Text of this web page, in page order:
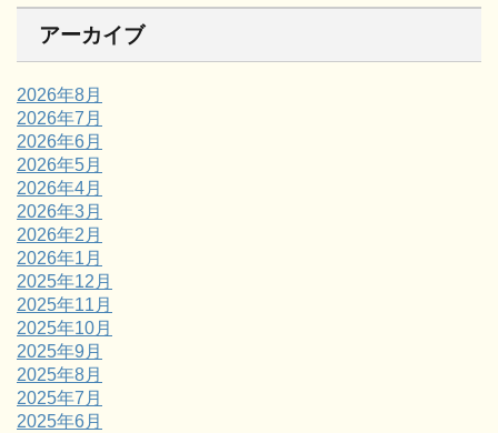
アーカイブ
2026年8月
2026年7月
2026年6月
2026年5月
2026年4月
2026年3月
2026年2月
2026年1月
2025年12月
2025年11月
2025年10月
2025年9月
2025年8月
2025年7月
2025年6月